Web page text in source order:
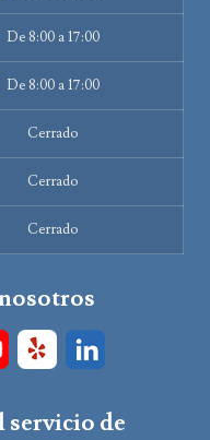
De 8:00 a 17:00
De 8:00 a 17:00
Cerrado
Cerrado
Cerrado
servicio de